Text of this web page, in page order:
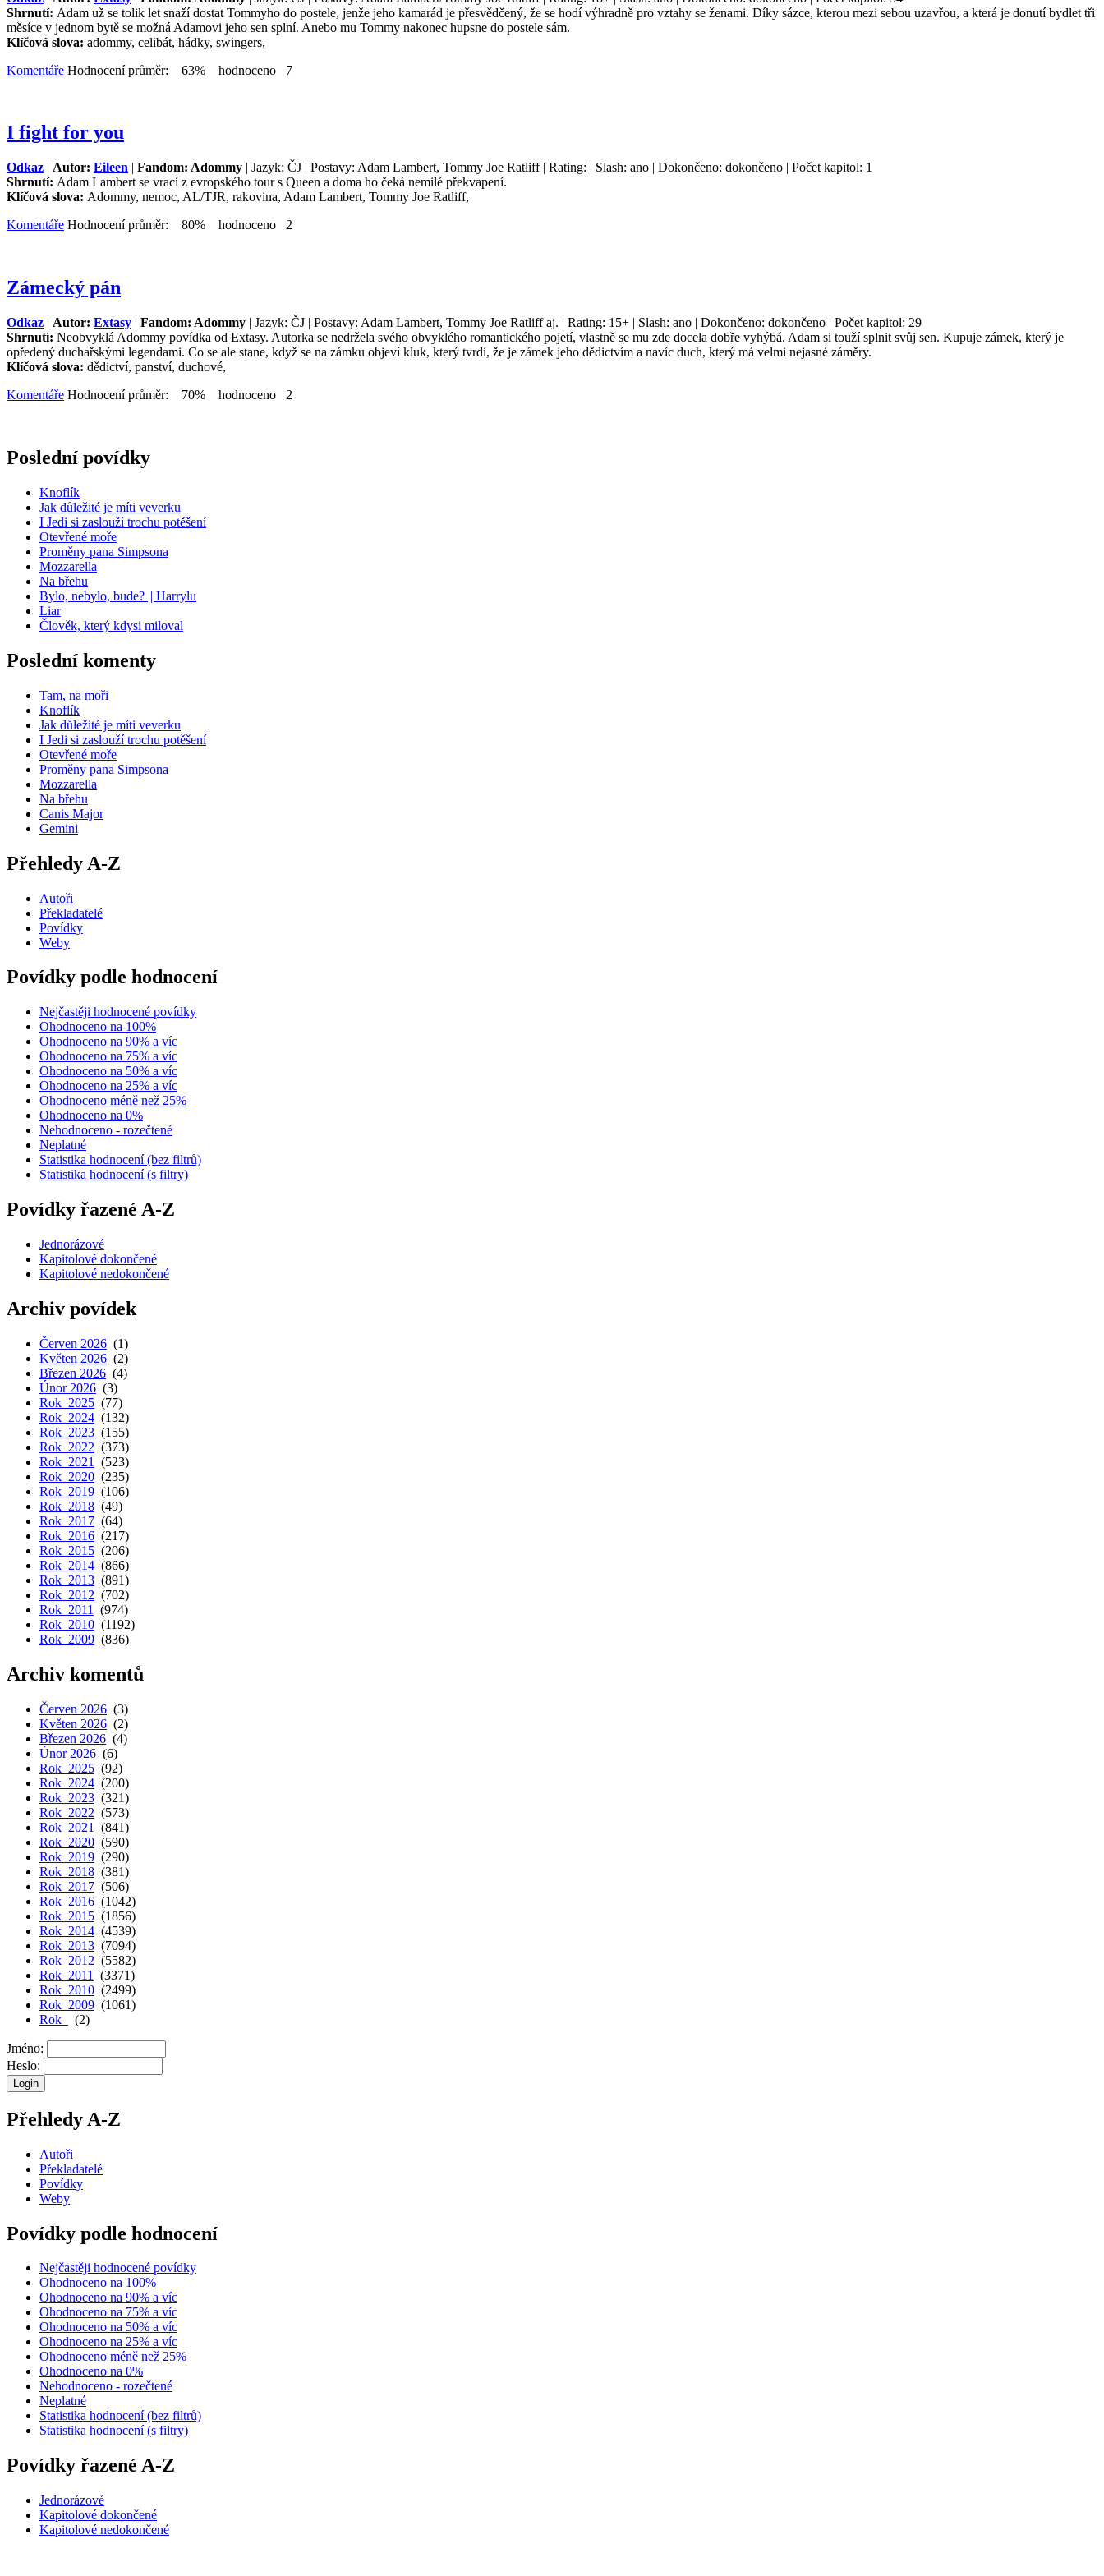
Shrnutí: Adam už se tolik let snaží dostat Tommyho do postele, jenže jeho kamarád je přesvědčený, že se hodí výhradně pro vztahy se ženami. Díky sázce, kterou mezi sebou uzavřou, a která je donutí bydlet tři
měsíce v jednom bytě se možná Adamovi jeho sen splní. Anebo mu Tommy nakonec hupsne do postele sám.
Klíčová slova: adommy, celibát, hádky, swingers,
Komentáře Hodnocení průměr: 63% hodnoceno 7
I fight for you
Odkaz | Autor: Eileen | Fandom: Adommy | Jazyk: ČJ | Postavy: Adam Lambert, Tommy Joe Ratliff | Rating: | Slash: ano | Dokončeno: dokončeno | Počet kapitol: 1
Shrnutí: Adam Lambert se vrací z evropského tour s Queen a doma ho čeká nemilé překvapení.
Klíčová slova: Adommy, nemoc, AL/TJR, rakovina, Adam Lambert, Tommy Joe Ratliff,
Komentáře Hodnocení průměr: 80% hodnoceno 2
Zámecký pán
Odkaz | Autor: Extasy | Fandom: Adommy | Jazyk: ČJ | Postavy: Adam Lambert, Tommy Joe Ratliff aj. | Rating: 15+ | Slash: ano | Dokončeno: dokončeno | Počet kapitol: 29
Shrnutí: Neobvyklá Adommy povídka od Extasy. Autorka se nedržela svého obvyklého romantického pojetí, vlastně se mu zde docela dobře vyhýbá. Adam si touží splnit svůj sen. Kupuje zámek, který je
opředený duchařskými legendami. Co se ale stane, když se na zámku objeví kluk, který tvrdí, že je zámek jeho dědictvím a navíc duch, který má velmi nejasné záměry.
Klíčová slova: dědictví, panství, duchové,
Komentáře Hodnocení průměr: 70% hodnoceno 2
Poslední povídky
Knoflík
Jak důležité je míti veverku
I Jedi si zaslouží trochu potěšení
Otevřené moře
Proměny pana Simpsona
Mozzarella
Na břehu
Bylo, nebylo, bude? || Harrylu
Liar
Člověk, který kdysi miloval
Poslední komenty
Tam, na moři
Knoflík
Jak důležité je míti veverku
I Jedi si zaslouží trochu potěšení
Otevřené moře
Proměny pana Simpsona
Mozzarella
Na břehu
Canis Major
Gemini
Přehledy A-Z
Autoři
Překladatelé
Povídky
Weby
Povídky podle hodnocení
Nejčastěji hodnocené povídky
Ohodnoceno na 100%
Ohodnoceno na 90% a víc
Ohodnoceno na 75% a víc
Ohodnoceno na 50% a víc
Ohodnoceno na 25% a víc
Ohodnoceno méně než 25%
Ohodnoceno na 0%
Nehodnoceno - rozečtené
Neplatné
Statistika hodnocení (bez filtrů)
Statistika hodnocení (s filtry)
Povídky řazené A-Z
Jednorázové
Kapitolové dokončené
Kapitolové nedokončené
Archiv povídek
Červen 2026 (1)
Květen 2026 (2)
Březen 2026 (4)
Únor 2026 (3)
Rok 2025 (77)
Rok 2024 (132)
Rok 2023 (155)
Rok 2022 (373)
Rok 2021
(523)
Rok 2020 (235)
Rok 2019 (106)
Rok 2018 (49)
Rok 2017 (64)
Rok 2016 (217)
Rok 2015 (206)
Rok 2014 (866)
Rok 2013 (891)
Rok 2012 (702)
Rok 2011
(974)
Rok 2010 (1192)
Rok 2009 (836)
Archiv komentů
Červen 2026 (3)
Květen 2026 (2)
Březen 2026 (4)
Únor 2026 (6)
Rok 2025 (92)
Rok 2024 (200)
Rok 2023 (321)
Rok 2022 (573)
Rok 2021
(841)
Rok 2020 (590)
Rok 2019 (290)
Rok 2018 (381)
Rok 2017 (506)
Rok 2016 (1042)
Rok 2015 (1856)
Rok 2014 (4539)
Rok 2013 (7094)
Rok 2012 (5582)
Rok 2011
(3371)
Rok 2010 (2499)
Rok 2009 (1061)
Rok
(2)
Jméno:
Heslo:
Přehledy A-Z
Autoři
Překladatelé
Povídky
Weby
Povídky podle hodnocení
Nejčastěji hodnocené povídky
Ohodnoceno na 100%
Ohodnoceno na 90% a víc
Ohodnoceno na 75% a víc
Ohodnoceno na 50% a víc
Ohodnoceno na 25% a víc
Ohodnoceno méně než 25%
Ohodnoceno na 0%
Nehodnoceno - rozečtené
Neplatné
Statistika hodnocení (bez filtrů)
Statistika hodnocení (s filtry)
Povídky řazené A-Z
Jednorázové
Kapitolové dokončené
Kapitolové nedokončené